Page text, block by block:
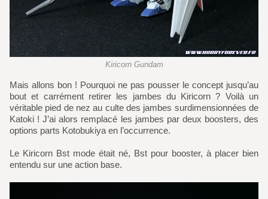
Kiricorn Gundam
Mais allons bon ! Pourquoi ne pas pousser le concept jusqu’au
bout et carrément retirer les jambes du Kiricorn ? Voilà un
véritable pied de nez au culte des jambes surdimensionnées de
Katoki ! J’ai alors remplacé les jambes par deux boosters, des
options parts Kotobukiya en l’occurrence.
Le Kiricorn Bst mode était né, Bst pour booster, à placer bien
entendu sur une action base.